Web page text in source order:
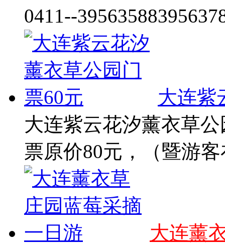
0411--
大连紫
大连紫云花汐薰衣草
票原价80元，（暨游
大连薰